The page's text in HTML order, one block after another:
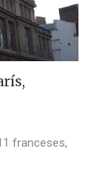
franceses,